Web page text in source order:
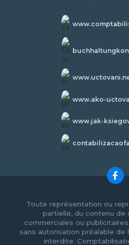
www.ako-
www.jak-
Toute représentation ou
partielle, du contenu de
commerciales ou
sans autorisation préalable de
interdite.